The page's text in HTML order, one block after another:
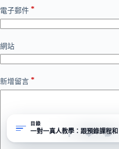
電子郵件 *
網站
新增留言 *
目錄
一對一真人教學：跟預錄課程